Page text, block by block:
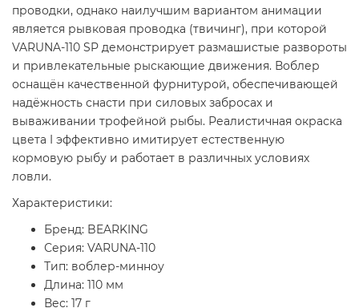
проводки, однако наилучшим вариантом анимации
является рывковая проводка (твичинг), при которой
VARUNA-110 SP демонстрирует размашистые развороты
и привлекательные рыскающие движения. Воблер
оснащён качественной фурнитурой, обеспечивающей
надёжность снасти при силовых забросах и
вываживании трофейной рыбы. Реалистичная окраска
цвета I эффективно имитирует естественную
кормовую рыбу и работает в различных условиях
ловли.
Характеристики:
Бренд: BEARKING
Серия: VARUNA-110
Тип: воблер-минноу
Длина: 110 мм
Вес: 17 г